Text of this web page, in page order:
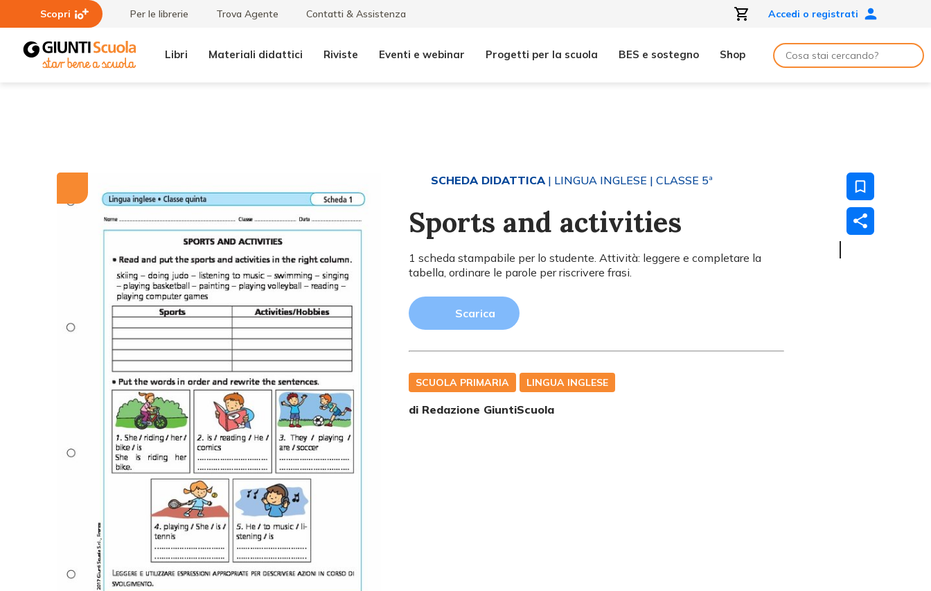
Scopri Per le librerie Trova Agente Contatti & Assistenza Accedi o registrati
Libri Materiali didattici Riviste Eventi e webinar Progetti per la scuola BES e sostegno Shop
SCHEDA DIDATTICA| LINGUA INGLESE | CLASSE 5ª
Sports and activities
1 scheda stampabile per lo studente. Attività: leggere e completare la
tabella, ordinare le parole per riscrivere frasi.
Scarica
SCUOLA PRIMARIA LINGUA INGLESE
di Redazione GiuntiScuola